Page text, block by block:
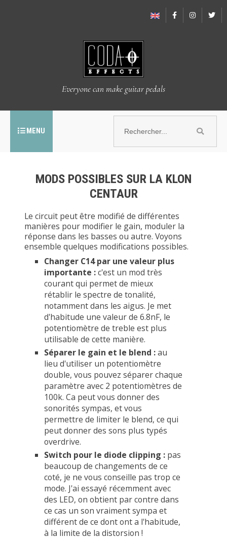
Everyone can make guitar pedals
MENU
MODS POSSIBLES SUR LA KLON
CENTAUR
Le circuit peut être modifié de différentes
manières pour modifier le gain, moduler la
réponse dans les basses ou autre. Voyons
ensemble quelques modifications possibles.
Changer C14 par une valeur plus
importante :c'est un mod très
courant qui permet de mieux
rétablir le spectre de tonalité,
notamment dans les aigus. Je met
d'habitude une valeur de 6.8nF, le
potentiomètre de treble est plus
utilisable de cette manière.
Séparer le gain et le blend :au
lieu d'utiliser un potentiomètre
double, vous pouvez séparer chaque
paramètre avec 2 potentiomètres de
100k. Ca peut vous donner des
sonorités sympas, et vous
permettre de limiter le blend, ce qui
peut donner des sons plus typés
overdrive.
Switch pour le diode clipping : pas
beaucoup de changements de ce
coté, je ne vous conseille pas trop ce
mode. J'ai essayé récemment avec
des LED, on obtient par contre dans
ce cas un son vraiment sympa et
différent de ce dont ont a l'habitude,
à la limite de la distorsion !